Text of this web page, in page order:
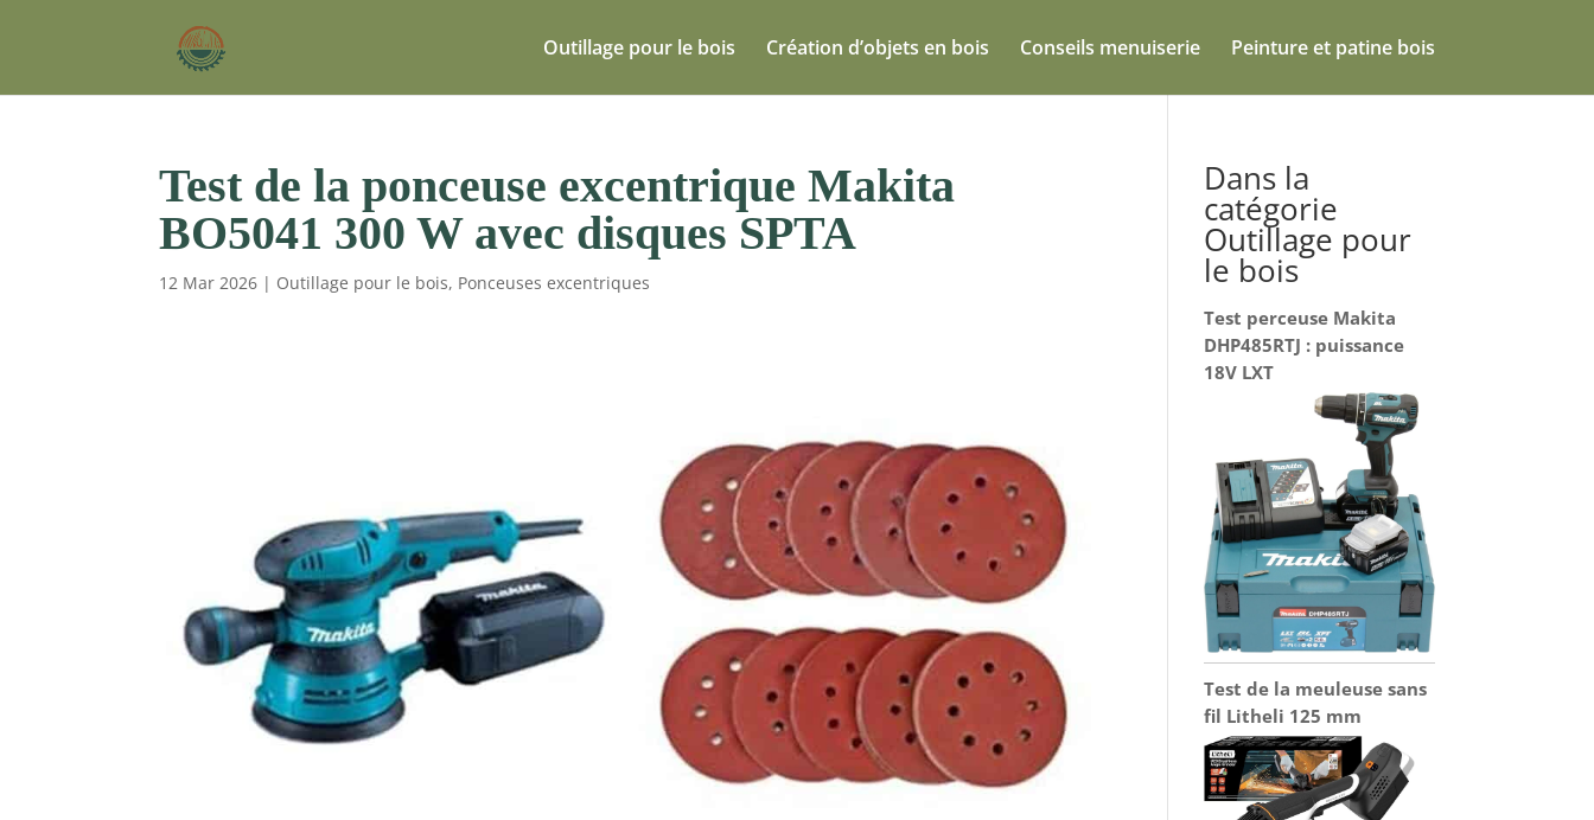
Outillage pour le bois Création d’objets en bois Conseils menuiserie Peinture et patine bois
Test de la ponceuse excentrique Makita
BO5041 300 W avec disques SPTA
12 Mar 2026 | Outillage pour le bois, Ponceuses excentriques
Dans la
catégorie
Outillage pour
le bois
Test perceuse Makita
DHP485RTJ : puissance
18V LXT
Test de la meuleuse sans
fil Litheli 125 mm